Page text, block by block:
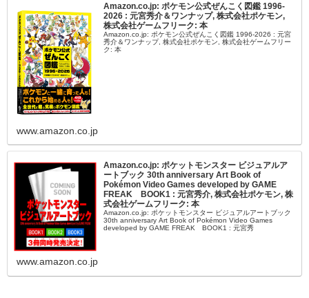
Amazon.co.jp: ポケモン公式ぜんこく図鑑 1996-
2026 : 元宮秀介＆ワンナップ, 株式会社ポケモン,
株式会社ゲームフリーク: 本
Amazon.co.jp: ポケモン公式ぜんこく図鑑 1996-2026 : 元宮
秀介＆ワンナップ, 株式会社ポケモン, 株式会社ゲームフリー
ク: 本
www.amazon.co.jp
Amazon.co.jp: ポケットモンスター ビジュアルア
ートブック 30th anniversary Art Book of
Pokémon Video Games developed by GAME
FREAK BOOK1 : 元宮秀介, 株式会社ポケモン, 株
式会社ゲームフリーク: 本
Amazon.co.jp: ポケットモンスター ビジュアルアートブック
30th anniversary Art Book of Pokémon Video Games
developed by GAME FREAK BOOK1 : 元宮秀
www.amazon.co.jp